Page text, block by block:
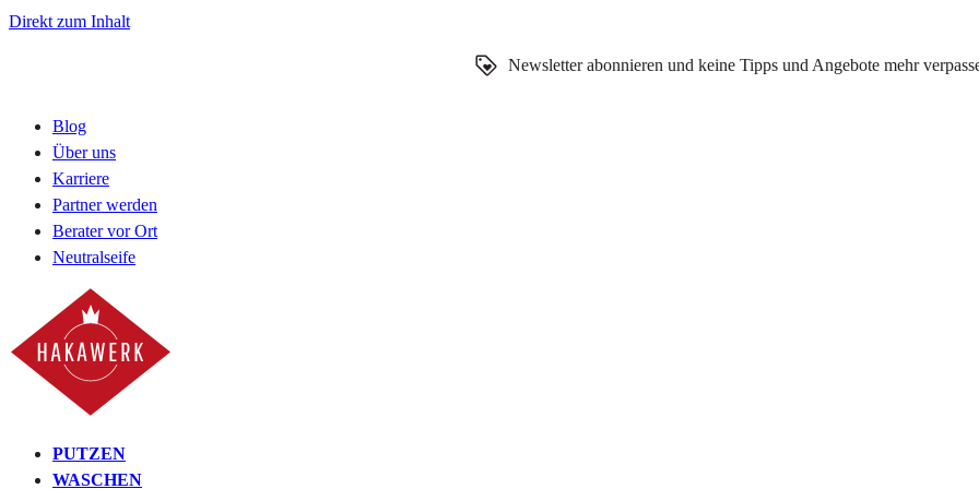
Direkt zum Inhalt
Newsletter abonnieren und keine Tipps und Angebote mehr
Blog
Über uns
Karriere
Partner werden
Berater vor Ort
Neutralseife
PUTZEN
WASCHEN